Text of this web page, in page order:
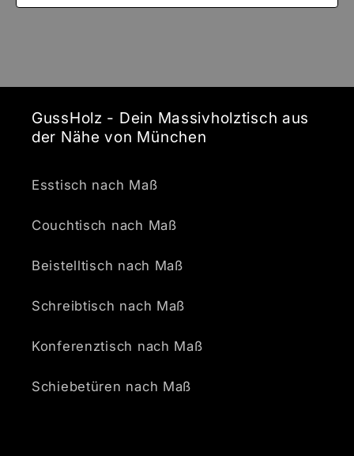
GussHolz - Dein Massivholztisch aus
der Nähe von München
Esstisch nach Maß
Couchtisch nach Maß
Beistelltisch nach Maß
Schreibtisch nach Maß
Konferenztisch nach Maß
Schiebetüren nach Maß